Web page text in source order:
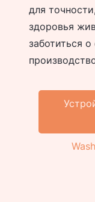
для
здоровья
заботиться